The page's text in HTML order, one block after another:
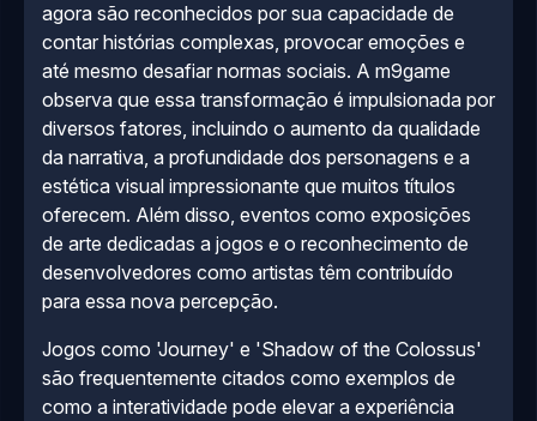
agora são reconhecidos por sua capacidade de
contar histórias complexas, provocar emoções e
até mesmo desafiar normas sociais. A m9game
observa que essa transformação é impulsionada por
diversos fatores, incluindo o aumento da qualidade
da narrativa, a profundidade dos personagens e a
estética visual impressionante que muitos títulos
oferecem. Além disso, eventos como exposições
de arte dedicadas a jogos e o reconhecimento de
desenvolvedores como artistas têm contribuído
para essa nova percepção.
Jogos como 'Journey' e 'Shadow of the Colossus'
são frequentemente citados como exemplos de
como a interatividade pode elevar a experiência